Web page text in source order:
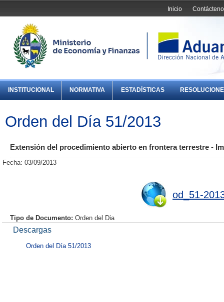
Inicio
INSTITUCIONAL NORMATIVA ESTADÍSTICAS
Orden del Día 51/2013
Extensión del procedimiento abierto en frontera terrestre -
Fecha: 03/09/2013
od_51-
Tipo de Documento: Orden del Dia
Descargas
Orden del Día 51/2013